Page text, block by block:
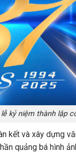
kỷ niệm thành lập
kết và xây dựng
quảng bá hình